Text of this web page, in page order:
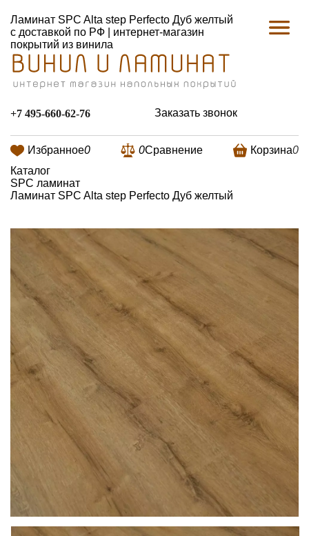
Ламинат SPC Alta step Perfecto Дуб желтый
с доставкой по РФ | интернет-магазин
покрытий из винила
+7 495-660-62-76 Заказать звонок
Избранное0 0Сравнение Корзина0
Каталог
SPC ламинат
Ламинат SPC Alta step Perfecto Дуб желтый